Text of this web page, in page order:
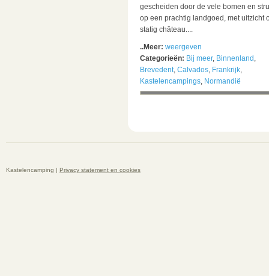
gescheiden door de vele bomen en
op een prachtig landgoed, met uitzicht
statig château....
..Meer: weergeven
Categorieën: Bij meer, Binnenland ,
Brevedent, Calvados, Frankrijk,
Kastelencampings, Normandië
Kastelencamping | Privacy statement en cookies